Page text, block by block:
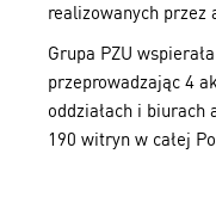
realizowanych przez
Grupa PZU
przeprowadzając 4
oddziałach i
190 witryn w całej